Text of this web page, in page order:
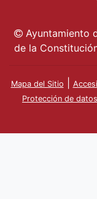
Ayuntamiento
de la
Mapa del Sitio
Protección de